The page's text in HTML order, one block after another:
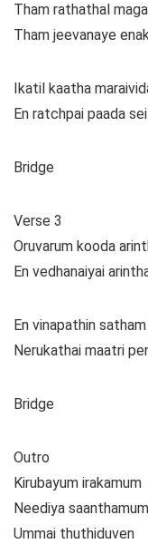
Tham rathathal
Tham jeevanaye
Ikatil kaatha
En ratchpai paada
Bridge
Verse 3
Oruvarum kooda
En vedhanaiyai
En vinapathin
Nerukathai maatri
Bridge
Outro
Kirubayum irakamum
Neediya
Ummai thuthiduven